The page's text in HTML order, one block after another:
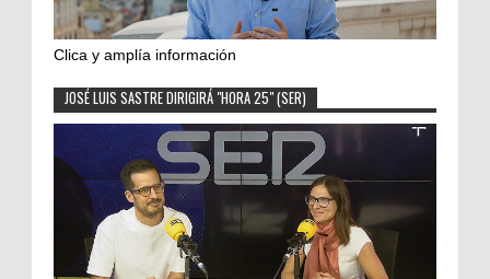
Clica y amplía información
JOSÉ LUIS SASTRE DIRIGIRÁ "HORA 25" (SER)